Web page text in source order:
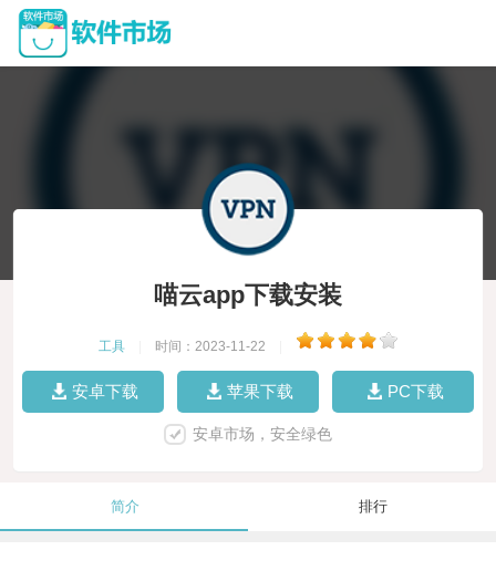
喵云app下载安装
工具 时间：2023-11-22
安卓下载 苹果下载 PC下载
安卓市场，安全绿色
简介 排行